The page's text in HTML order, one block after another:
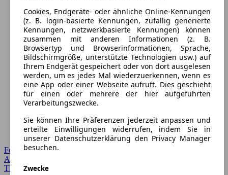
Forum Startseite
Alle Auto-Foren
Themen-Forum
Cookies, Endgeräte- oder ähnliche Online-Kennungen
(z. B. login-basierte Kennungen, zufällig generierte
Kennungen, netzwerkbasierte Kennungen) können
zusammen mit anderen Informationen (z. B.
Browsertyp und Browserinformationen, Sprache,
Bildschirmgröße, unterstützte Technologien usw.) auf
Ihrem Endgerät gespeichert oder von dort ausgelesen
werden, um es jedes Mal wiederzuerkennen, wenn es
eine App oder einer Webseite aufruft. Dies geschieht
für einen oder mehrere der hier aufgeführten
Verarbeitungszwecke.
Sie können Ihre Präferenzen jederzeit anpassen und
erteilte Einwilligungen widerrufen, indem Sie in
unserer Datenschutzerklärung den Privacy Manager
besuchen.
Zwecke